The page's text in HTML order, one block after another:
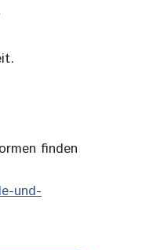
finden
und-